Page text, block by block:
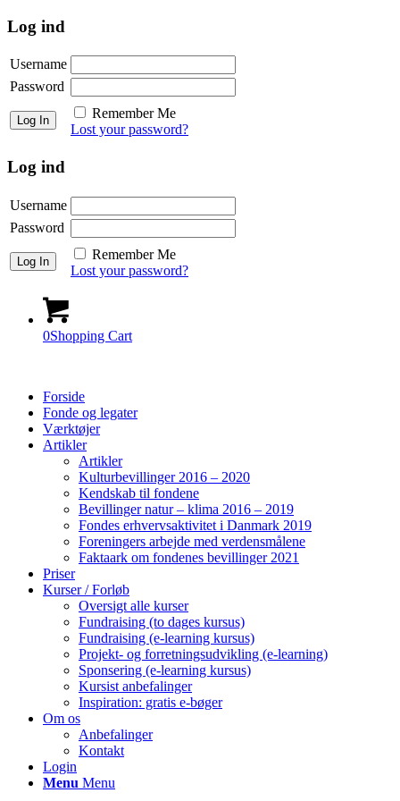
Log ind
Username
Password
Remember Me
Lost your password?
Log ind
Username
Password
Remember Me
Lost your password?
0Shopping Cart
Forside
Fonde og legater
Værktøjer
Artikler
Artikler
Kulturbevillinger 2016 – 2020
Kendskab til fondene
Bevillinger natur – klima 2016 – 2019
Fondes erhvervsaktivitet i Danmark 2019
Foreningers arbejde med verdensmålene
Faktaark om fondenes bevillinger 2021
Priser
Kurser / Forløb
Oversigt alle kurser
Fundraising (to dages kursus)
Fundraising (e-learning kursus)
Projekt- og forretningsudvikling (e-learning)
Sponsering (e-learning kursus)
Kursist anbefalinger
Inspiration: gratis e-bøger
Om os
Anbefalinger
Kontakt
Login
Menu Menu